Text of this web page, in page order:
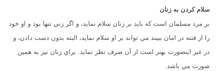
سلام کردن به زنان
بر مرد مسلمان است که بايد بر زنان سلام نمايد، و اگر زني تنها بود و او خود
را از فتنه در امان ببيند مي تواند بر او سلام نمايد، البته بدون دست دادن، و
در غير اينصورت بهتر است از آن صرف نظر نمايد. براي زنان نيز به همين
صورت مي باشد.